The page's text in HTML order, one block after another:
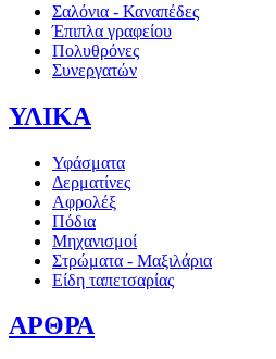
Σαλόνια - Καναπέδες
Έπιπλα γραφείου
Πολυθρόνες
Συνεργατών
ΥΛΙΚΑ
Υφάσματα
Δερματίνες
Αφρολέξ
Πόδια
Μηχανισμοί
Στρώματα - Μαξιλάρια
Είδη ταπετσαρίας
ΑΡΘΡΑ